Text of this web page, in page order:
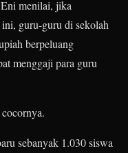
menilai, jika
guru-guru di sekolah
berpeluang
menggaji para guru
sebanyak 1.030 siswa